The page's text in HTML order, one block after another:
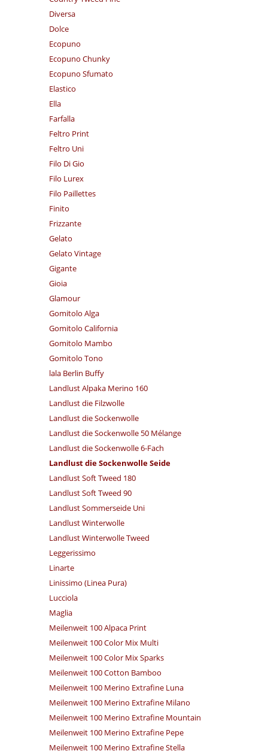
Diversa
Dolce
Ecopuno
Ecopuno Chunky
Ecopuno Sfumato
Elastico
Ella
Farfalla
Feltro Print
Feltro Uni
Filo Di Gio
Filo Lurex
Filo Paillettes
Finito
Frizzante
Gelato
Gelato Vintage
Gigante
Gioia
Glamour
Gomitolo Alga
Gomitolo California
Gomitolo Mambo
Gomitolo Tono
lala Berlin Buffy
Landlust Alpaka Merino 160
Landlust die Filzwolle
Landlust die Sockenwolle
Landlust die Sockenwolle 50 Mélange
Landlust die Sockenwolle 6-Fach
Landlust die Sockenwolle Seide
Landlust Soft Tweed 180
Landlust Soft Tweed 90
Landlust Sommerseide Uni
Landlust Winterwolle
Landlust Winterwolle Tweed
Leggerissimo
Linarte
Linissimo (Linea Pura)
Lucciola
Maglia
Meilenweit 100 Alpaca Print
Meilenweit 100 Color Mix Multi
Meilenweit 100 Color Mix Sparks
Meilenweit 100 Cotton Bamboo
Meilenweit 100 Merino Extrafine Luna
Meilenweit 100 Merino Extrafine Milano
Meilenweit 100 Merino Extrafine Mountain
Meilenweit 100 Merino Extrafine Pepe
Meilenweit 100 Merino Extrafine Stella